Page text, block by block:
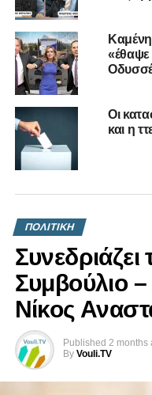
Τοπική
«έθαψε
Οι
και η
ΠΟΛΙΤΙΚΗ
Συνεδριάζει
Συμβούλιο
Νίκος
Published 2 months
By Vouli.TV